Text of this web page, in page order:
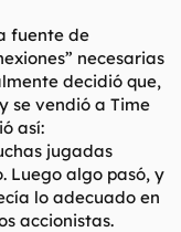
fuente de
necesarias
decidió que,
se vendió a Time
así:
jugadas
Luego algo pasó, y
lo adecuado en
accionistas.